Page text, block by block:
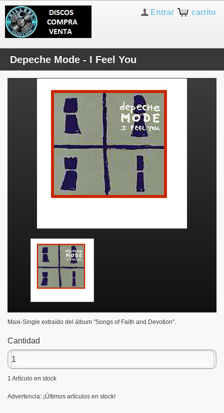
carrito
Entrar
Depeche Mode - I Feel You
Maxi-Single extraído del álbum ''Songs of Faith and Devotion''.
Cantidad
1 Artículo en stock
Advertencia: ¡Últimos artículos en stock!